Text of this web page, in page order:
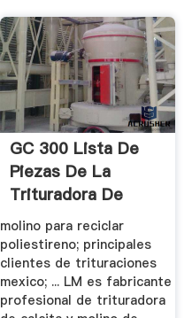
GC 300 Lista De
Piezas De La
Trituradora De
Cono
molino para reciclar
poliestireno; principales
clientes de trituraciones
mexico; ... LM es fabricante
profesional de trituradora